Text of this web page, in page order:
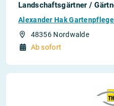
Landschaftsgärtner /
Alexander Hak
48356 Nordwalde
Ab sofort